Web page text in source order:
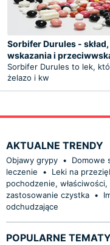
Sorbifer Durules - skład,
wskazania i
Sorbifer Durules to lek,
żelazo i kw
AKTUALNE TRENDY
Objawy grypy • Domowe
leczenie
• Leki na
pochodzenie,
zastosowanie czystka •
odchudzające
POPULARNE TEMATY